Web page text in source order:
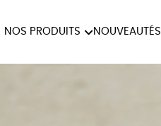
NOS PRODUITS NOUVEAUTÉS